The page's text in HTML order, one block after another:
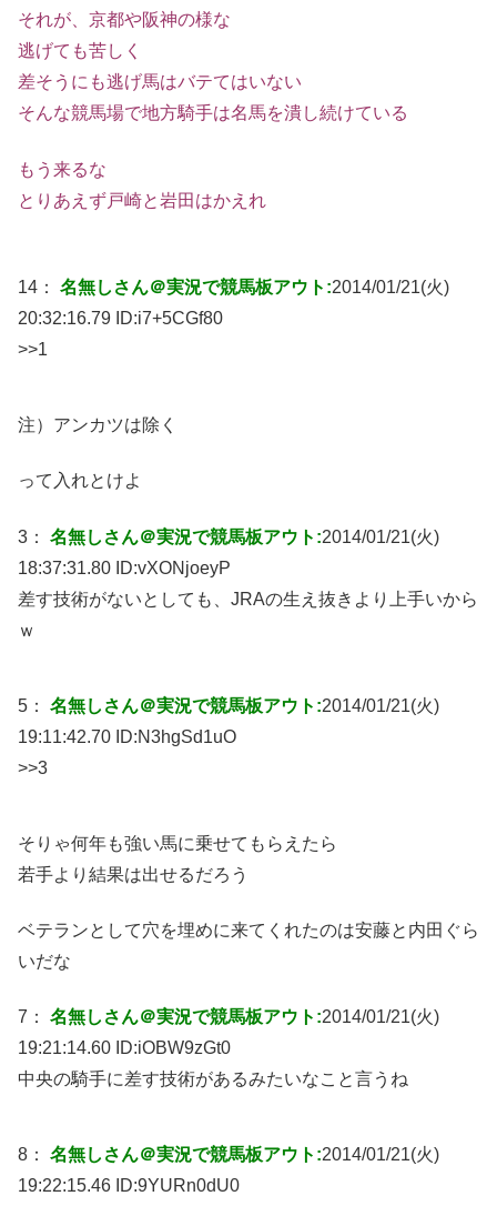
それが、京都や阪神の様な
逃げても苦しく
差そうにも逃げ馬はバテてはいない
そんな競馬場で地方騎手は名馬を潰し続けている
もう来るな
とりあえず戸崎と岩田はかえれ
14： 名無しさん＠実況で競馬板アウト:2014/01/21(火)
20:32:16.79 ID:i7+5CGf80
>>1
注）アンカツは除く
って入れとけよ
3： 名無しさん＠実況で競馬板アウト:2014/01/21(火)
18:37:31.80 ID:vXONjoeyP
差す技術がないとしても、JRAの生え抜きより上手いから
ｗ
5： 名無しさん＠実況で競馬板アウト:2014/01/21(火)
19:11:42.70 ID:N3hgSd1uO
>>3
そりゃ何年も強い馬に乗せてもらえたら
若手より結果は出せるだろう
ベテランとして穴を埋めに来てくれたのは安藤と内田ぐら
いだな
7： 名無しさん＠実況で競馬板アウト:2014/01/21(火)
19:21:14.60 ID:iOBW9zGt0
中央の騎手に差す技術があるみたいなこと言うね
8： 名無しさん＠実況で競馬板アウト:2014/01/21(火)
19:22:15.46 ID:9YURn0dU0